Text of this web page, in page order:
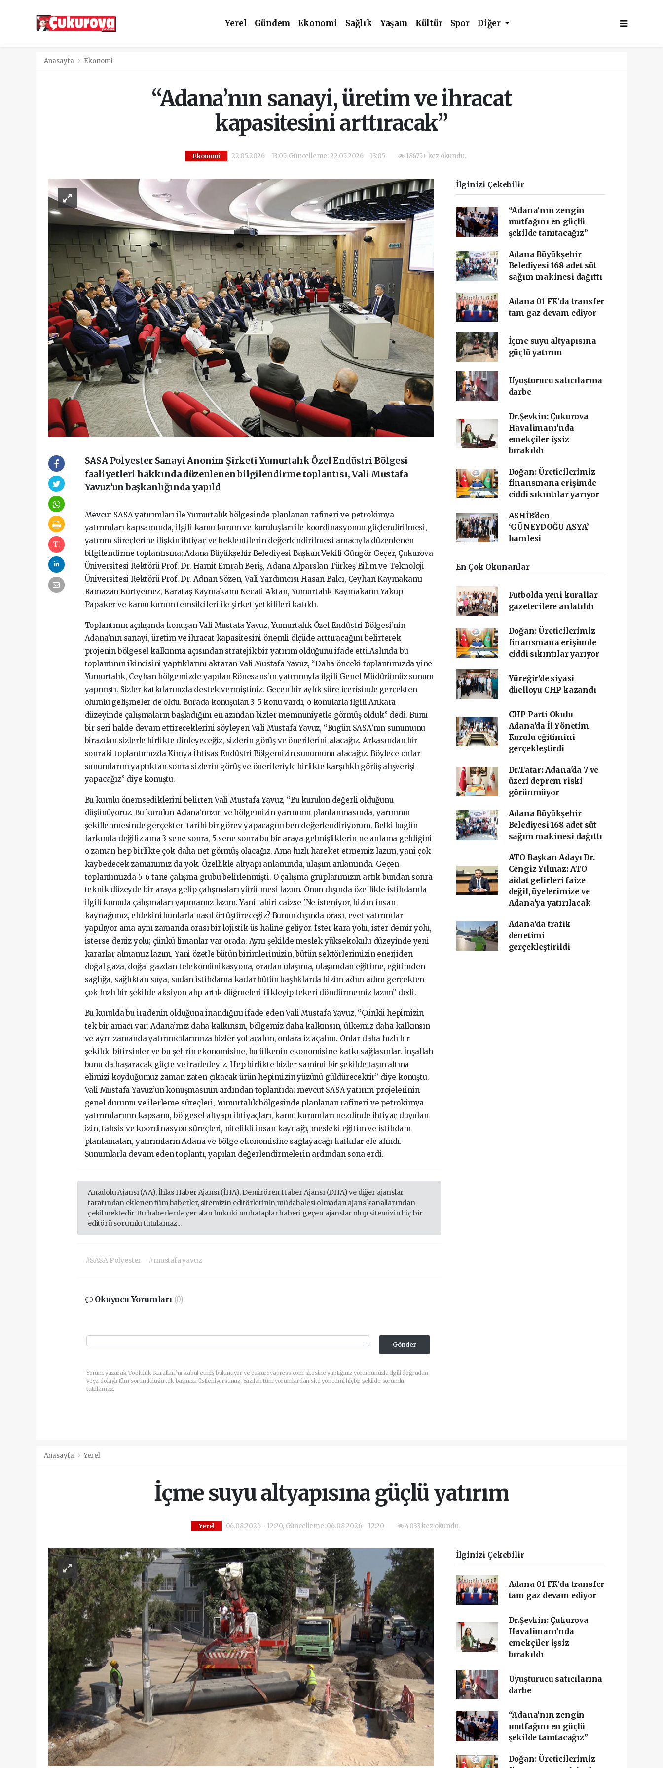
Yerel Gündem Ekonomi Sağlık Yaşam Kültür Spor Diğer
Anasayfa Ekonomi
“Adana’nın sanayi, üretim ve ihracat
kapasitesini arttıracak”
Ekonomi 22.05.2026 - 13:05, Güncelleme: 22.05.2026 - 13:05 18675+ kez okundu.
SASA Polyester Sanayi Anonim Şirketi Yumurtalık Özel Endüstri Bölgesi
faaliyetleri hakkında düzenlenen bilgilendirme toplantısı, Vali Mustafa
Yavuz’un başkanlığında yapıld
Mevcut SASA yatırımları ile Yumurtalık bölgesinde planlanan rafineri ve petrokimya
yatırımları kapsamında, ilgili kamu kurum ve kuruluşları ile koordinasyonun güçlendirilmesi,
yatırım süreçlerine ilişkin ihtiyaç ve beklentilerin değerlendirilmesi amacıyla düzenlenen
bilgilendirme toplantısına; Adana Büyükşehir Belediyesi Başkan Vekili Güngör Geçer, Çukurova
Üniversitesi Rektörü Prof. Dr. Hamit Emrah Beriş, Adana Alparslan Türkeş Bilim ve Teknoloji
Üniversitesi Rektörü Prof. Dr. Adnan Sözen, Vali Yardımcısı Hasan Balcı, Ceyhan Kaymakamı
Ramazan Kurtyemez, Karataş Kaymakamı Necati Aktan, Yumurtalık Kaymakamı Yakup
Papaker ve kamu kurum temsilcileri ile şirket yetkilileri katıldı.
Toplantının açılışında konuşan Vali Mustafa Yavuz, Yumurtalık Özel Endüstri Bölgesi’nin
Adana’nın sanayi, üretim ve ihracat kapasitesini önemli ölçüde arttıracağını belirterek
projenin bölgesel kalkınma açısından stratejik bir yatırım olduğunu ifade etti.Aslında bu
toplantının ikincisini yaptıklarını aktaran Vali Mustafa Yavuz, “Daha önceki toplantımızda yine
Yumurtalık, Ceyhan bölgemizde yapılan Rönesans’ın yatırımıyla ilgili Genel Müdürümüz sunum
yapmıştı. Sizler katkılarınızla destek vermiştiniz. Geçen bir aylık süre içerisinde gerçekten
olumlu gelişmeler de oldu. Burada konuşulan 3-5 konu vardı, o konularla ilgili Ankara
düzeyinde çalışmaların başladığını en azından bizler memnuniyetle görmüş olduk” dedi. Bunu
bir seri halde devam ettireceklerini söyleyen Vali Mustafa Yavuz, “Bugün SASA’nın sunumunu
birazdan sizlerle birlikte dinleyeceğiz, sizlerin görüş ve önerilerini alacağız. Arkasından bir
sonraki toplantımızda Kimya İhtisas Endüstri Bölgemizin sunumunu alacağız. Böylece onlar
sunumlarını yaptıktan sonra sizlerin görüş ve önerileriyle birlikte karşılıklı görüş alışverişi
yapacağız” diye konuştu.
Bu kurulu önemsediklerini belirten Vali Mustafa Yavuz, “Bu kurulun değerli olduğunu
düşünüyoruz. Bu kurulun Adana’mızın ve bölgemizin yarınının planlanmasında, yarınının
şekillenmesinde gerçekten tarihi bir görev yapacağını ben değerlendiriyorum. Belki bugün
farkında değiliz ama 3 sene sonra, 5 sene sonra bu bir araya gelmişliklerin ne anlama geldiğini
o zaman hep birlikte çok daha net görmüş olacağız. Ama hızlı hareket etmemiz lazım, yani çok
kaybedecek zamanımız da yok. Özellikle altyapı anlamında, ulaşım anlamında. Geçen
toplantımızda 5-6 tane çalışma grubu belirlenmişti. O çalışma gruplarımızın artık bundan sonra
teknik düzeyde bir araya gelip çalışmaları yürütmesi lazım. Onun dışında özellikle istihdamla
ilgili konuda çalışmaları yapmamız lazım. Yani tabiri caizse 'Ne isteniyor, bizim insan
kaynağımız, eldekini bunlarla nasıl örtüştüreceğiz? Bunun dışında orası, evet yatırımlar
yapılıyor ama aynı zamanda orası bir lojistik üs haline geliyor. İster kara yolu, ister demir yolu,
isterse deniz yolu; çünkü limanlar var orada. Aynı şekilde meslek yüksekokulu düzeyinde yeni
kararlar almamız lazım. Yani özetle bütün birimlerimizin, bütün sektörlerimizin enerjiden
doğal gaza, doğal gazdan telekomünikasyona, oradan ulaşıma, ulaşımdan eğitime, eğitimden
sağlığa, sağlıktan suya, sudan istihdama kadar bütün başlıklarda bizim adım adım gerçekten
çok hızlı bir şekilde aksiyon alıp artık düğmeleri ilikleyip tekeri döndürmemiz lazım” dedi.
Bu kurulda bu iradenin olduğuna inandığını ifade eden Vali Mustafa Yavuz, “Çünkü hepimizin
tek bir amacı var: Adana’mız daha kalkınsın, bölgemiz daha kalkınsın, ülkemiz daha kalkınsın
ve aynı zamanda yatırımcılarımıza bizler yol açalım, onlara iz açalım. Onlar daha hızlı bir
şekilde bitirsinler ve bu şehrin ekonomisine, bu ülkenin ekonomisine katkı sağlasınlar. İnşallah
bunu da başaracak güçte ve iradedeyiz. Hep birlikte bizler samimi bir şekilde taşın altına
elimizi koyduğumuz zaman zaten çıkacak ürün hepimizin yüzünü güldürecektir” diye konuştu.
Vali Mustafa Yavuz’un konuşmasının ardından toplantıda; mevcut SASA yatırım projelerinin
genel durumu ve ilerleme süreçleri, Yumurtalık bölgesinde planlanan rafineri ve petrokimya
yatırımlarının kapsamı, bölgesel altyapı ihtiyaçları, kamu kurumları nezdinde ihtiyaç duyulan
izin, tahsis ve koordinasyon süreçleri, nitelikli insan kaynağı, mesleki eğitim ve istihdam
planlamaları, yatırımların Adana ve bölge ekonomisine sağlayacağı katkılar ele alındı.
Sunumlarla devam eden toplantı, yapılan değerlendirmelerin ardından sona erdi.
Anadolu Ajansı (AA), İhlas Haber Ajansı (İHA), Demirören Haber Ajansı (DHA) ve diğer ajanslar
tarafından eklenen tüm haberler, sitemizin editörlerinin müdahalesi olmadan ajans kanallarından
çekilmektedir. Bu haberlerde yer alan hukuki muhataplar haberi geçen ajanslar olup sitemizin hiç bir
editörü sorumlu tutulamaz...
#SASA Polyester #mustafa yavuz
Okuyucu Yorumları (0)
Gönder
Yorum yazarak Topluluk Kuralları’nı kabul etmiş bulunuyor ve cukurovapress.com sitesine yaptığınız yorumunuzla ilgili doğrudan
veya dolaylı tüm sorumluluğu tek başınıza üstleniyorsunuz. Yazılan tüm yorumlardan site yönetimi hiçbir şekilde sorumlu
tutulamaz.
İlginizi Çekebilir
“Adana’nın zengin
mutfağını en güçlü
şekilde tanıtacağız”
Adana Büyükşehir
Belediyesi 168 adet süt
sağım makinesi dağıttı
Adana 01 FK’da transfer
tam gaz devam ediyor
İçme suyu altyapısına
güçlü yatırım
Uyuşturucu satıcılarına
darbe
Dr.Şevkin: Çukurova
Havalimanı’nda
emekçiler işsiz
bırakıldı
Doğan: Üreticilerimiz
finansmana erişimde
ciddi sıkıntılar yarıyor
ASHİB'den
‘GÜNEYDOĞU ASYA’
hamlesi
En Çok Okunanlar
Futbolda yeni kurallar
gazetecilere anlatıldı
Doğan: Üreticilerimiz
finansmana erişimde
ciddi sıkıntılar yarıyor
Yüreğir'de siyasi
düelloyu CHP kazandı
CHP Parti Okulu
Adana'da İl Yönetim
Kurulu eğitimini
gerçekleştirdi
Dr.Tatar: Adana'da 7 ve
üzeri deprem riski
görünmüyor
Adana Büyükşehir
Belediyesi 168 adet süt
sağım makinesi dağıttı
ATO Başkan Adayı Dr.
Cengiz Yılmaz: ATO
aidat gelirleri faize
değil, üyelerimize ve
Adana'ya yatırılacak
Adana’da trafik
denetimi
gerçekleştirildi
Anasayfa Yerel
İçme suyu altyapısına güçlü yatırım
Yerel 06.08.2026 - 12:20, Güncelleme: 06.08.2026 - 12:20 4033 kez okundu.
İlginizi Çekebilir
Adana 01 FK’da transfer
tam gaz devam ediyor
Dr.Şevkin: Çukurova
Havalimanı’nda
emekçiler işsiz
bırakıldı
Uyuşturucu satıcılarına
darbe
“Adana’nın zengin
mutfağını en güçlü
şekilde tanıtacağız”
Doğan: Üreticilerimiz